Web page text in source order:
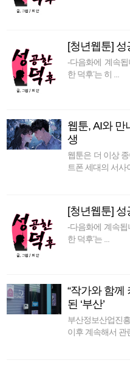
[청년웹툰]
-다음화에 계속됩
한 덕후’는 히 ...
웹툰, AI와
생
웹툰은 더 이상
트폰 세대의 서사
[청년웹툰]
-다음화에 계속됩
한 덕후’는 ...
“작가와 함
된 ‘부산’
부산정보산업진
이후 계속해서 관